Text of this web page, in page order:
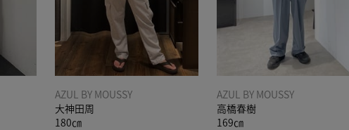
AZUL BY MOUSSY
大神田周
180㎝
AZUL BY MOUSSY
高橋春樹
169㎝